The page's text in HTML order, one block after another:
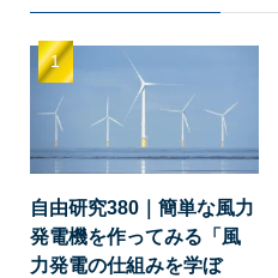
自由研究380｜簡単な風力
発電機を作ってみる「風
力発電の仕組みを学ぼ